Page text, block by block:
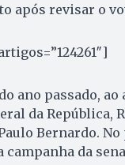
após revisar o
ano passado,
da República,
Bernardo.
campanha da